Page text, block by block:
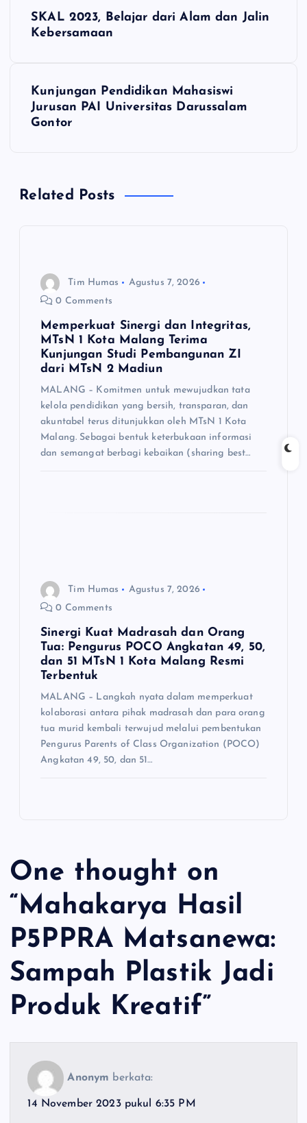
s
SKAL 2023, Belajar dari Alam dan Jalin
Kebersamaan
Kunjungan Pendidikan Mahasiswi
Jurusan PAI Universitas Darussalam
Gontor
Related Posts
Tim Humas
Agustus 7, 2026
0 Comments
Memperkuat Sinergi dan Integritas,
MTsN 1 Kota Malang Terima
Kunjungan Studi Pembangunan ZI
dari MTsN 2 Madiun
MALANG – Komitmen untuk mewujudkan tata
kelola pendidikan yang bersih, transparan, dan
akuntabel terus ditunjukkan oleh MTsN 1 Kota
Malang. Sebagai bentuk keterbukaan informasi
dan semangat berbagi kebaikan (sharing best…
Tim Humas
Agustus 7, 2026
0 Comments
Sinergi Kuat Madrasah dan Orang
Tua: Pengurus POCO Angkatan 49, 50,
dan 51 MTsN 1 Kota Malang Resmi
Terbentuk
MALANG – Langkah nyata dalam memperkuat
kolaborasi antara pihak madrasah dan para orang
tua murid kembali terwujud melalui pembentukan
Pengurus Parents of Class Organization (POCO)
Angkatan 49, 50, dan 51…
One thought on
“Mahakarya Hasil
P5PPRA Matsanewa:
Sampah Plastik Jadi
Produk Kreatif”
Anonym berkata:
14 November 2023 pukul 6:35 PM